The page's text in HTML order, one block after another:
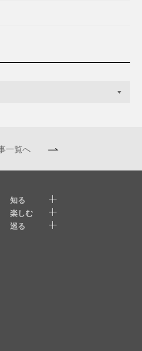
一覧へ
知る
楽しむ
巡る